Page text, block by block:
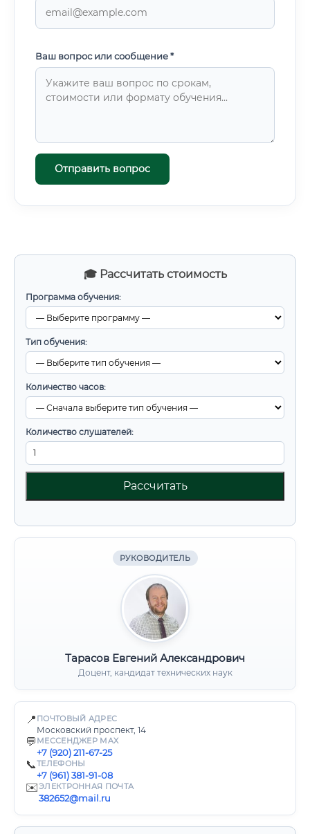
🎓 Рассчитать стоимость
Программа обучения:
Тип обучения:
Количество часов:
Количество слушателей:
Рассчитать
РУКОВОДИТЕЛЬ
Тарасов Евгений Александрович
Доцент, кандидат технических наук
📍 ПОЧТОВЫЙ АДРЕС
Московский проспект, 14
💬 МЕССЕНДЖЕР MAX
+7 (920) 211-67-25
📞ТЕЛЕФОНЫ
+7 (961) 381-91-08
✉️ЭЛЕКТРОННАЯ ПОЧТА
382652@mail.ru
Ваш вопрос или сообщение *
Отправить вопрос